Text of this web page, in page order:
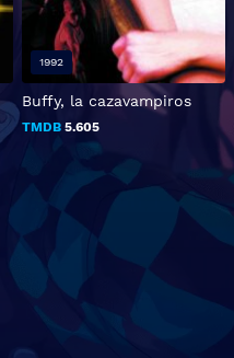
Buffy, la cazavampiros
TMDB 5.605
1992